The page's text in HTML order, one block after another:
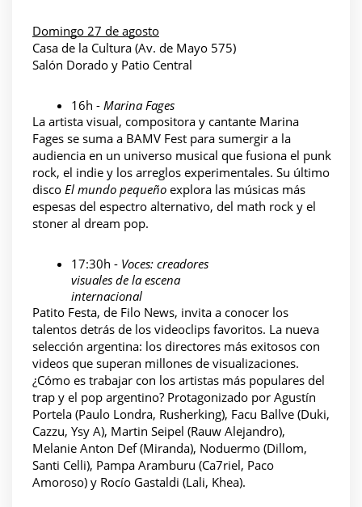
Domingo 27 de agosto
Casa de la Cultura (Av. de Mayo 575)
Salón Dorado y Patio Central
16h - Marina Fages
La artista visual, compositora y cantante Marina
Fages se suma a BAMV Fest para sumergir a la
audiencia en un universo musical que fusiona el punk
rock, el indie y los arreglos experimentales. Su último
disco El mundo pequeño explora las músicas más
espesas del espectro alternativo, del math rock y el
stoner al dream pop.
17:30h - Voces: creadores
visuales de la escena
internacional
Patito Festa, de Filo News, invita a conocer los
talentos detrás de los videoclips favoritos. La nueva
selección argentina: los directores más exitosos con
videos que superan millones de visualizaciones.
¿Cómo es trabajar con los artistas más populares del
trap y el pop argentino? Protagonizado por Agustín
Portela (Paulo Londra, Rusherking), Facu Ballve (Duki,
Cazzu, Ysy A), Martin Seipel (Rauw Alejandro),
Melanie Anton Def (Miranda), Noduermo (Dillom,
Santi Celli), Pampa Aramburu (Ca7riel, Paco
Amoroso) y Rocío Gastaldi (Lali, Khea).